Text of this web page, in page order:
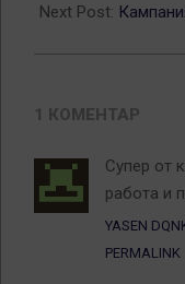
Next Post:
1 КОМЕНТАР
Супер от
работа и
YASEN
PERMALINK